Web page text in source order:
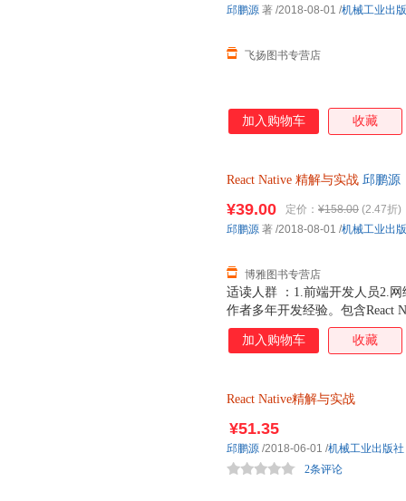
飞扬图书专营店
邱鹏源 著 /2018-08-01 /机械工业出
加入购物车 收藏
React Native 精解与实战 邱鹏源
适读人群 ：1.前端开发人员2.
作者多年开发经验。包含React
合开发案例，精选了大量实例
¥39.00 定价： ¥158.00 (2.47折)
博雅图书专营店
邱鹏源 著 /2018-08-01 /机械工业出
加入购物车 收藏
React Native精解与实战
2条评论
邱鹏源 /2018-06-01 /机械工业出版社
¥51.35